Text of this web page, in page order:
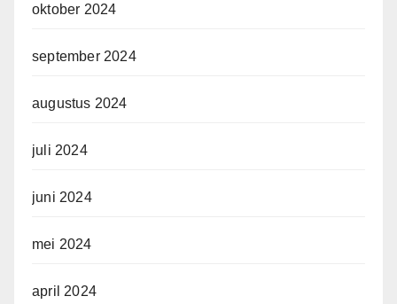
oktober 2024
september 2024
augustus 2024
juli 2024
juni 2024
mei 2024
april 2024